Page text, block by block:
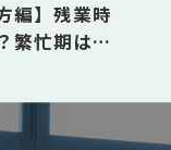
編】残業時
繁忙期はい